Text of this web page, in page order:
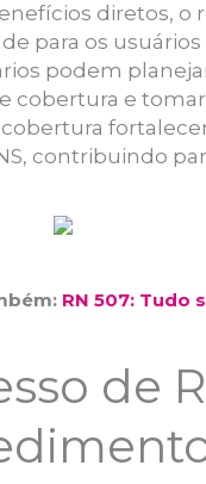
diretos,
para os
podem
cobertura e
contribuindo
RN 507: Tudo
de